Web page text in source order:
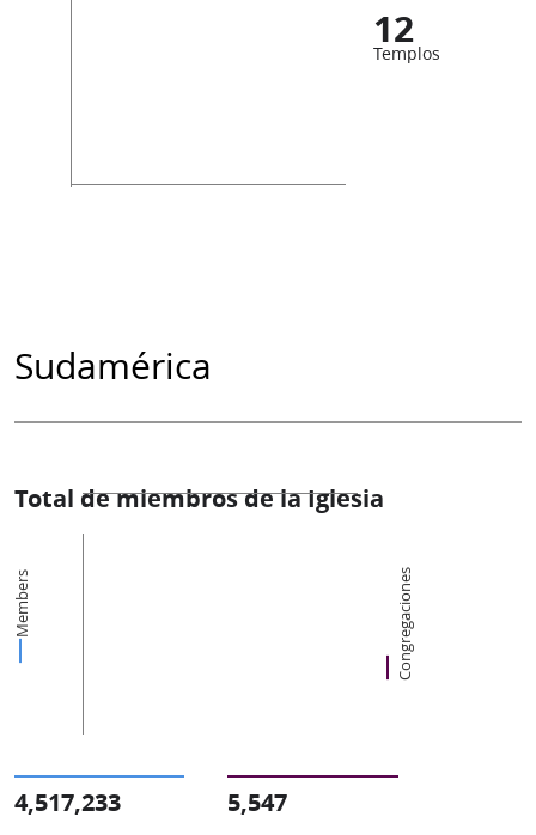
12
Templos
Sudamérica
Total de miembros de la Iglesia
Members Congregaciones
4,517,233 5,547